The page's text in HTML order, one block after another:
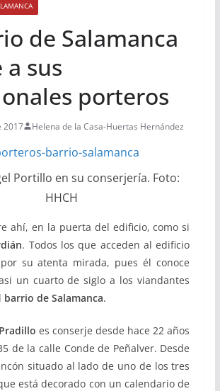
de Salamanca
sus
porteros
2017 Helena de la Casa-Huertas Hernández
Portillo en su conserjería. Foto:
HHCH
ahí, en la puerta del edificio, como si
. Todos los que acceden al edificio
su atenta mirada, pues él conoce
un cuarto de siglo a los viandantes
barrio de Salamanca.
es conserje desde hace 22 años
de la calle Conde de Peñalver. Desde
situado al lado de uno de los tres
está decorado con un calendario de